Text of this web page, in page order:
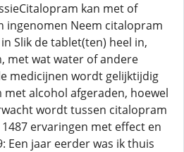
kan met of
ingenomen Neem citalopram
Slik de tablet(ten) heel in,
met wat water of andere
medicijnen wordt gelijktijdig
alcohol afgeraden, hoewel
wordt tussen citalopram
ervaringen met effect en
Een jaar eerder was ik thuis